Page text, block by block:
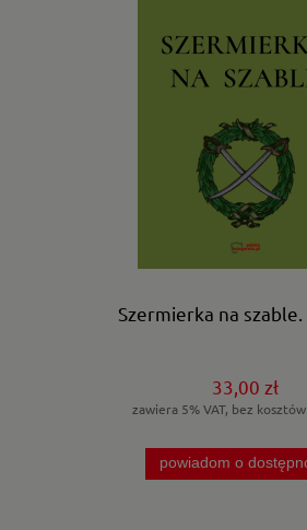
Szermierka na
33,00 zł
zawiera 5% VAT, bez
powiadom o